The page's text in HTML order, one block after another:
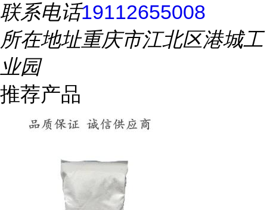
联系电话19112655008
所在地址重庆市江北区港城工
业园
推荐产品